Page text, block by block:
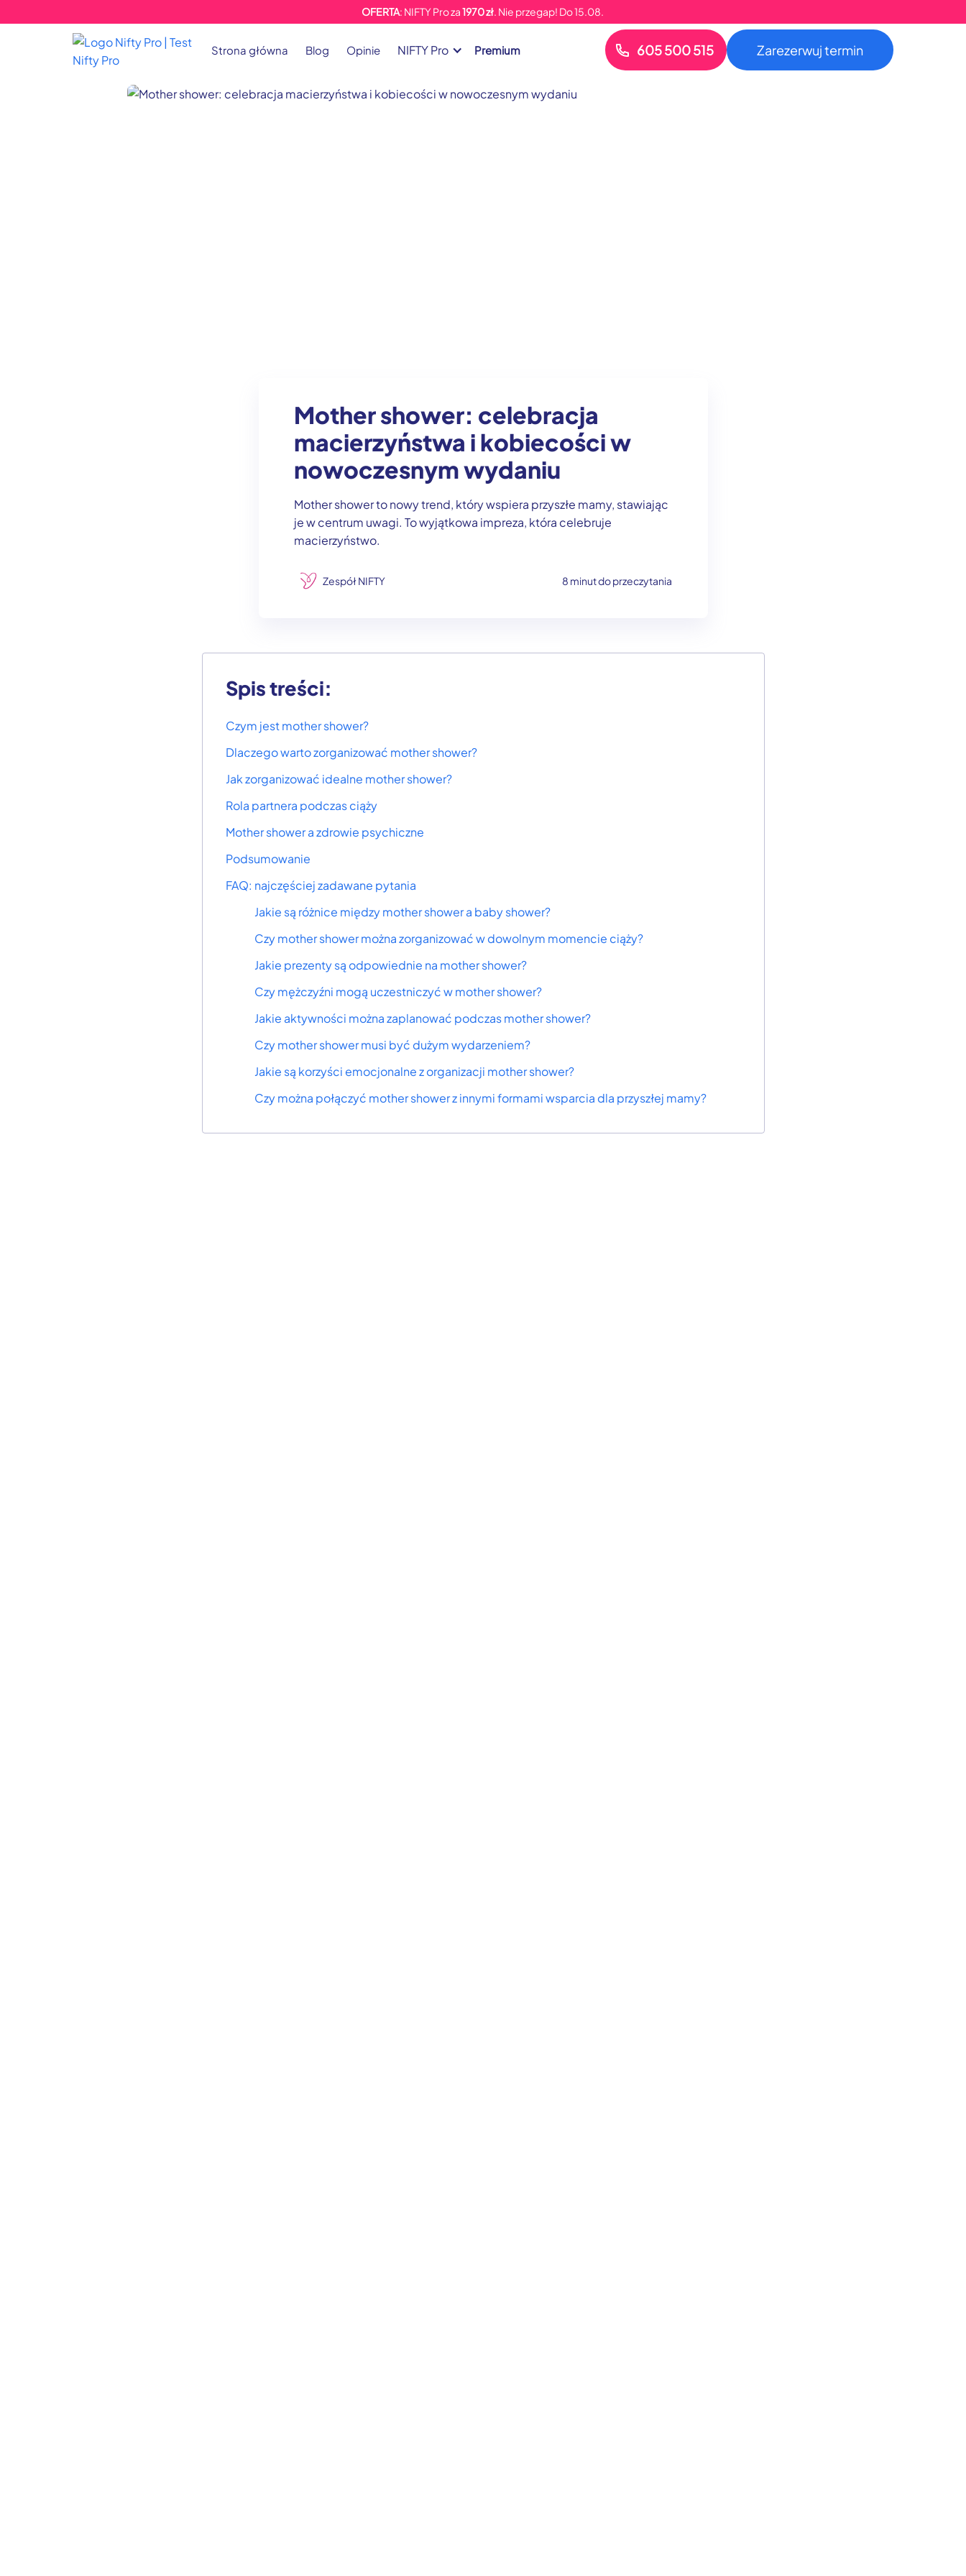
OFERTA: NIFTY Pro za1970 zł. Nie przegap! Do15.08.
Strona główna Blog Opinie NIFTY Pro Premium 605 500 515 Zarezerwuj termin
Mother shower: celebracja
macierzyństwa i kobiecości w
nowoczesnym wydaniu
Mother shower to nowy trend, który wspiera przyszłe mamy, stawiając
je w centrum uwagi. To wyjątkowa impreza, która celebruje
macierzyństwo.
Zespół NIFTY 8 minut do przeczytania
Spis treści:
Czym jest mother shower?
Dlaczego warto zorganizować mother shower?
Jak zorganizować idealne mother shower?
Rola partnera podczas ciąży
Mother shower a zdrowie psychiczne
Podsumowanie
FAQ: najczęściej zadawane pytania
Jakie są różnice między mother shower a baby shower?
Czy mother shower można zorganizować w dowolnym momencie ciąży?
Jakie prezenty są odpowiednie na mother shower?
Czy mężczyźni mogą uczestniczyć w mother shower?
Jakie aktywności można zaplanować podczas mother shower?
Czy mother shower musi być dużym wydarzeniem?
Jakie są korzyści emocjonalne z organizacji mother shower?
Czy można połączyć mother shower z innymi formami wsparcia dla przyszłej mamy?